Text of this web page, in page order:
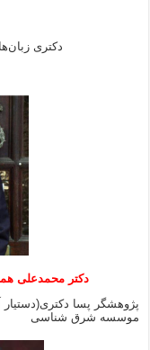
دکتری
دکتر محمدعلی
پژوهشگر پسا
موسسه شرق